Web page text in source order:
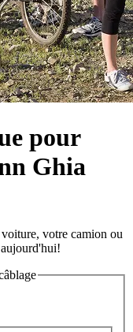
pour
Ghia
votre camion ou